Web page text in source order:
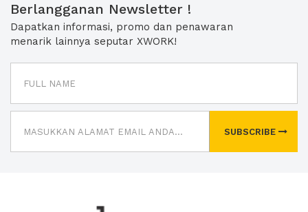
Berlangganan Newsletter !
Dapatkan informasi, promo dan penawaran
menarik lainnya seputar XWORK!
SUBSCRIBE